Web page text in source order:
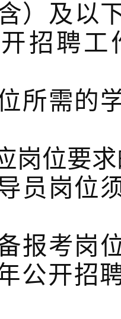
）及以
开招聘
所需的
岗位要
员岗位
报考岗
公开招